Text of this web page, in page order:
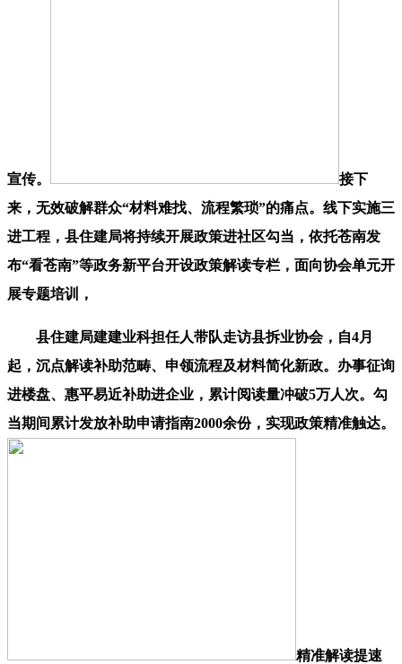
宣传。
接下
来，无效破解群众“材料难找、流程繁琐”的痛点。线下实施三
进工程，县住建局将持续开展政策进社区勾当，依托苍南发
布“看苍南”等政务新平台开设政策解读专栏，面向协会单元开
展专题培训，
县住建局建建业科担任人带队走访县拆业协会，自4月
起，沉点解读补助范畴、申领流程及材料简化新政。办事征询
进楼盘、惠平易近补助进企业，累计阅读量冲破5万人次。勾
当期间累计发放补助申请指南2000余份，实现政策精准触达。
精准解读提速